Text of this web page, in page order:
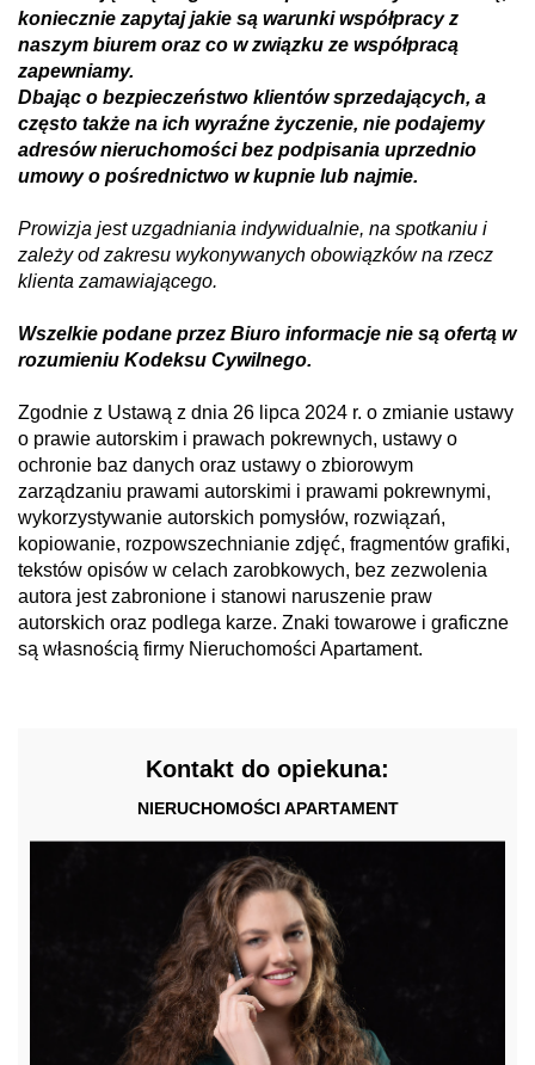
koniecznie zapytaj jakie są warunki współpracy z
naszym biurem oraz co w związku ze współpracą
zapewniamy.
Dbając o bezpieczeństwo klientów sprzedających, a
często także na ich wyraźne życzenie, nie podajemy
adresów nieruchomości bez podpisania uprzednio
umowy o pośrednictwo w kupnie lub najmie.
Prowizja jest uzgadniania indywidualnie, na spotkaniu i
zależy od zakresu wykonywanych obowiązków na rzecz
klienta zamawiającego.
Wszelkie podane przez Biuro informacje nie są ofertą w
rozumieniu Kodeksu Cywilnego.
Zgodnie z Ustawą z dnia 26 lipca 2024 r. o zmianie ustawy
o prawie autorskim i prawach pokrewnych, ustawy o
ochronie baz danych oraz ustawy o zbiorowym
zarządzaniu prawami autorskimi i prawami pokrewnymi,
wykorzystywanie autorskich pomysłów, rozwiązań,
kopiowanie, rozpowszechnianie zdjęć, fragmentów grafiki,
tekstów opisów w celach zarobkowych, bez zezwolenia
autora jest zabronione i stanowi naruszenie praw
autorskich oraz podlega karze. Znaki towarowe i graficzne
są własnością firmy Nieruchomości Apartament.
Kontakt do opiekuna:
NIERUCHOMOŚCI APARTAMENT